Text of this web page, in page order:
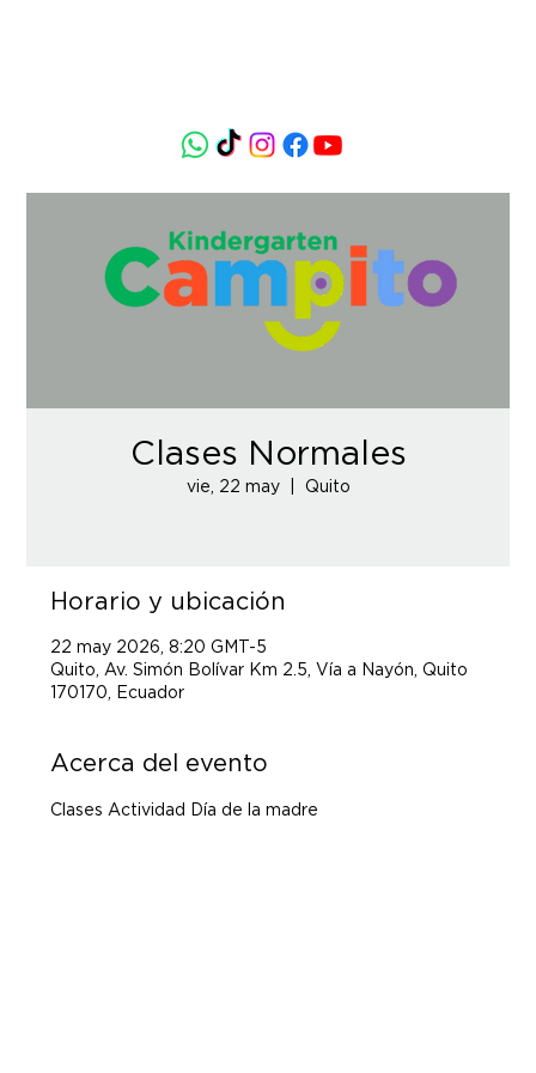
Clases Normales
vie, 22 may
  |
Quito
Horario y ubicación
22 may 2026, 8:20 GMT-5
Quito, Av. Simón Bolívar Km 2.5, Vía a Nayón, Quito
170170, Ecuador
Acerca del evento
Clases Actividad Día de la madre